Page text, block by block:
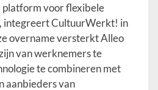
voor flexibele
integreert CultuurWerkt! in
overname versterkt Alleo
van werknemers te
te combineren met
aanbieders van